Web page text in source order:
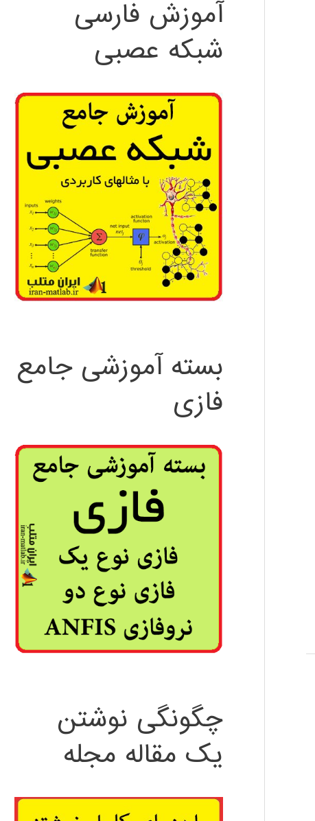
آموزش فارسی
شبکه عصبی
بسته آموزشی جامع
فازی
چگونگی نوشتن
یک مقاله مجله